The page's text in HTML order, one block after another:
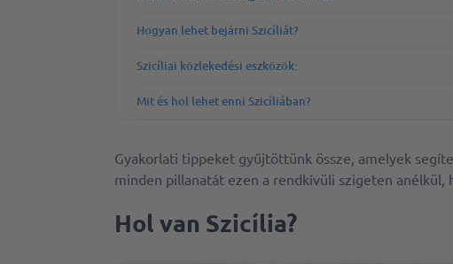
Hogyan lehet bejárni Szicíliát?
Szicíliai közlekedési eszközök:
Mit és hol lehet enni Szicíliában?
Gyakorlati tippeket gyűjtöttünk össze, amelyek
minden pillanatát ezen a rendkívüli szigeten anélkül,
Hol van Szicília?